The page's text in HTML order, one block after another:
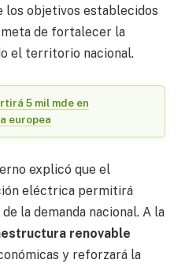
los objetivos establecidos
de fortalecer la
el territorio nacional.
5 mil mde en
europea
explicó que el
eléctrica permitirá
la demanda nacional. A la
renovable
y reforzará la